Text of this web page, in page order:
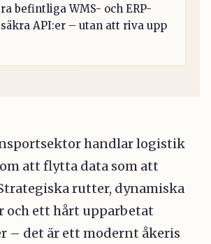
befintliga WMS- och ERP-
API:er – utan att riva upp
handlar logistik
att flytta data som att
rutter, dynamiska
och ett hårt upparbetat
– det är ett modernt åkeris